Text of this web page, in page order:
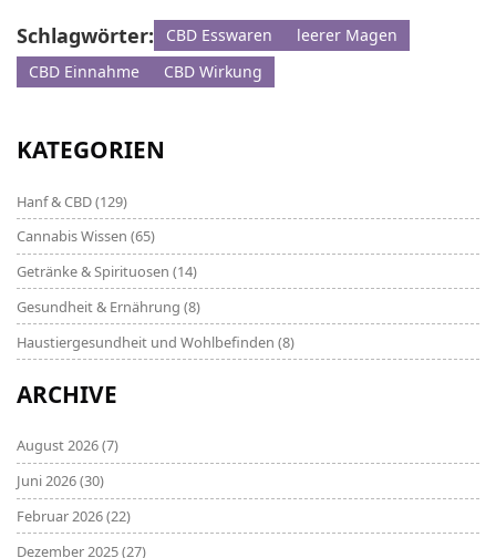
Schlagwörter: CBD Esswaren
leerer Magen
CBD Einnahme
CBD Wirkung
KATEGORIEN
Hanf & CBD(129)
Cannabis Wissen (65)
Getränke & Spirituosen (14)
Gesundheit & Ernährung (8)
Haustiergesundheit und Wohlbefinden (8)
ARCHIVE
August 2026(7)
Juni 2026(30)
Februar 2026(22)
Dezember 2025(27)